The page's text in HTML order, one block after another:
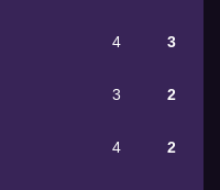
4 3
3 2
4 2